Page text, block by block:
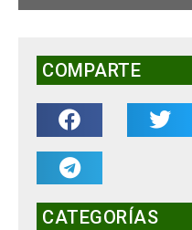
COMPARTE
CATEGORÍAS